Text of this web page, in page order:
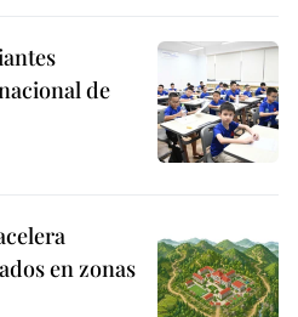
de
en zonas